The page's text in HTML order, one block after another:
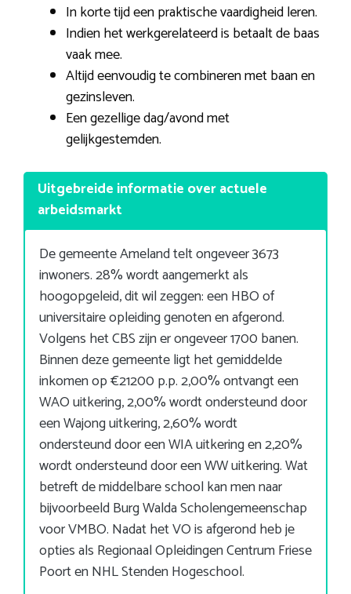
In korte tijd een praktische vaardigheid leren.
Indien het werkgerelateerd is betaalt de baas
vaak mee.
Altijd eenvoudig te combineren met baan en
gezinsleven.
Een gezellige dag/avond met
gelijkgestemden.
Uitgebreide informatie over actuele
arbeidsmarkt
De gemeente Ameland telt ongeveer 3673
inwoners. 28% wordt aangemerkt als
hoogopgeleid, dit wil zeggen: een HBO of
universitaire opleiding genoten en afgerond.
Volgens het CBS zijn er ongeveer 1700 banen.
Binnen deze gemeente ligt het gemiddelde
inkomen op €21200 p.p. 2,00% ontvangt een
WAO uitkering, 2,00% wordt ondersteund door
een Wajong uitkering, 2,60% wordt
ondersteund door een WIA uitkering en 2,20%
wordt ondersteund door een WW uitkering. Wat
betreft de middelbare school kan men naar
bijvoorbeeld Burg Walda Scholengemeenschap
voor VMBO. Nadat het VO is afgerond heb je
opties als Regionaal Opleidingen Centrum Friese
Poort en NHL Stenden Hogeschool.